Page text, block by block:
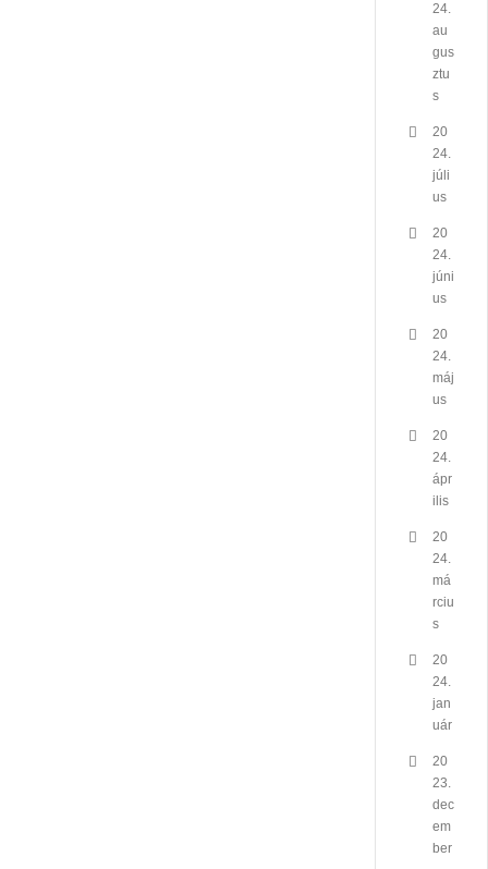
24.
au
gus
ztu
s
20
24.
júli
us
20
24.
júni
us
20
24.
máj
us
20
24.
ápr
ilis
20
24.
má
rciu
s
20
24.
jan
uár
20
23.
dec
em
ber